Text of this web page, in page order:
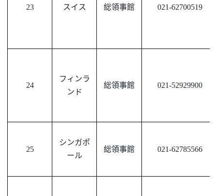
23 スイス 総領事館 021-62700519
24
フィンラ
ンド
総領事館 021-52929900
25
シンガポ
ール
総領事館 021-62785566